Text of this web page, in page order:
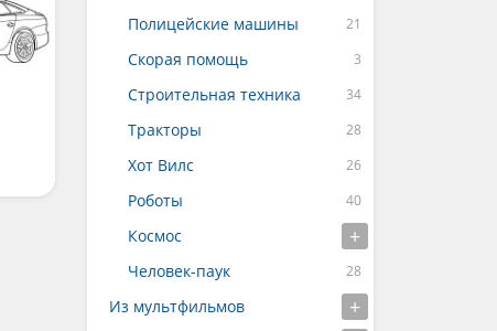
Полицейские машины
Скорая помощь
Строительная техника
Тракторы
Хот Вилс
Роботы
Космос
Человек-паук
Из мультфильмов